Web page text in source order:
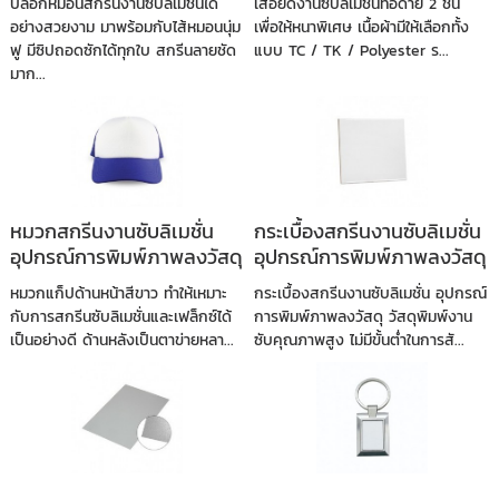
อย่างสวยงาม มาพร้อมกับไส้หมอนนุ่ม
ฟู มีซิปถอดซักได้ทุกใบ สกรีนลายชัด
มาก...
เพื่อให้หนาพิเศษ เนื้อผ้ามีให้เลือกทั้ง
แบบ TC / TK / Polyester ร...
หมวกสกรีนงานซับลิเมชั่น
อุปกรณ์การพิมพ์ภาพลงวัสดุ
หมวกแก็ปด้านหน้าสีขาว ทำให้เหมาะ
กับการสกรีนซับลิเมชั่นและเฟล็กซ์ได้
เป็นอย่างดี ด้านหลังเป็นตาข่ายหลา...
กระเบื้องสกรีนงานซับลิเมชั่น
อุปกรณ์การพิมพ์ภาพลงวัสดุ
กระเบื้องสกรีนงานซับลิเมชั่น อุปกรณ์
การพิมพ์ภาพลงวัสดุ วัสดุพิมพ์งาน
ซับคุณภาพสูง ไม่มีขั้นต่ำในการสั...